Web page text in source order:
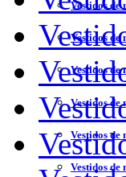
Vestidos de
Vestidos de
Vestidos de
Vestidos de
Vestidos de
Vestidos de